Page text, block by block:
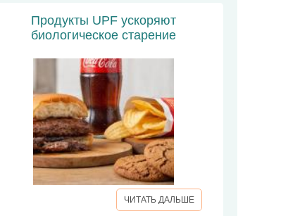
Продукты UPF ускоряют
биологическое старение
ЧИТАТЬ ДАЛЬШЕ